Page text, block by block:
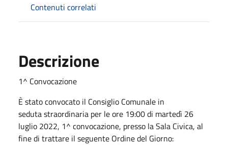
Contenuti correlati
Descrizione
1^ Convocazione
È stato convocato il Consiglio Comunale in
seduta straordinaria per le ore 19:00 di martedì 26
luglio 2022, 1^ convocazione, presso la Sala Civica, al
fine di trattare il seguente Ordine del Giorno: